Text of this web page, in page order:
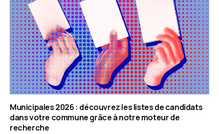
Municipales 2026 : découvrez les listes de candidats
dans votre commune grâce à notre moteur de
recherche